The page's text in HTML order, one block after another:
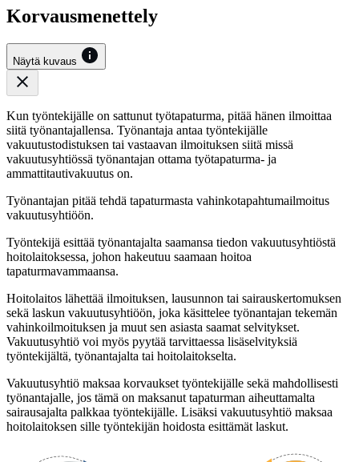
Korvausmenettely
Näytä kuvaus
Kun työntekijälle on sattunut työtapaturma, pitää hänen ilmoittaa
siitä työnantajallensa. Työnantaja antaa työntekijälle
vakuutustodistuksen tai vastaavan ilmoituksen siitä missä
vakuutusyhtiössä työnantajan ottama työtapaturma- ja
ammattitautivakuutus on.
Työnantajan pitää tehdä tapaturmasta vahinkotapahtumailmoitus
vakuutusyhtiöön.
Työntekijä esittää työnantajalta saamansa tiedon vakuutusyhtiöstä
hoitolaitoksessa, johon hakeutuu saamaan hoitoa
tapaturmavammaansa.
Hoitolaitos lähettää ilmoituksen, lausunnon tai sairauskertomuksen
sekä laskun vakuutusyhtiöön, joka käsittelee työnantajan tekemän
vahinkoilmoituksen ja muut sen asiasta saamat selvitykset.
Vakuutusyhtiö voi myös pyytää tarvittaessa lisäselvityksiä
työntekijältä, työnantajalta tai hoitolaitokselta.
Vakuutusyhtiö maksaa korvaukset työntekijälle sekä mahdollisesti
työnantajalle, jos tämä on maksanut tapaturman aiheuttamalta
sairausajalta palkkaa työntekijälle. Lisäksi vakuutusyhtiö maksaa
hoitolaitoksen sille työntekijän hoidosta esittämät laskut.